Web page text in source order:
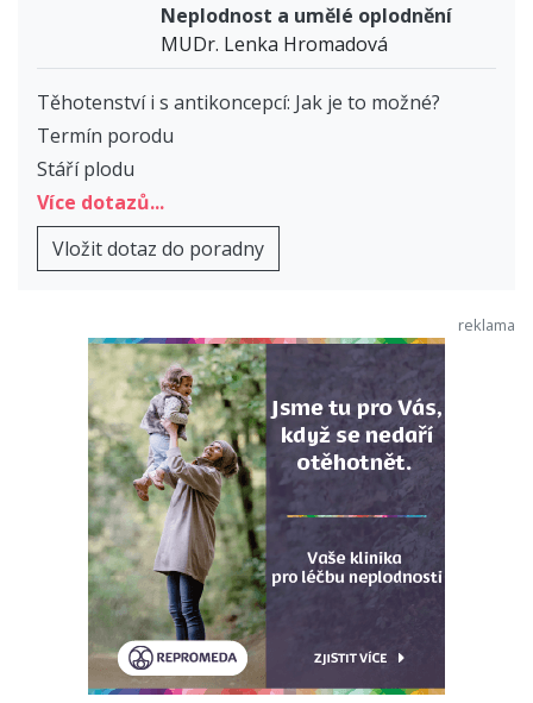
Neplodnost a umělé oplodnění
MUDr. Lenka Hromadová
Těhotenství i s antikoncepcí: Jak je to možné?
Termín porodu
Stáří plodu
Více dotazů...
Vložit dotaz do poradny